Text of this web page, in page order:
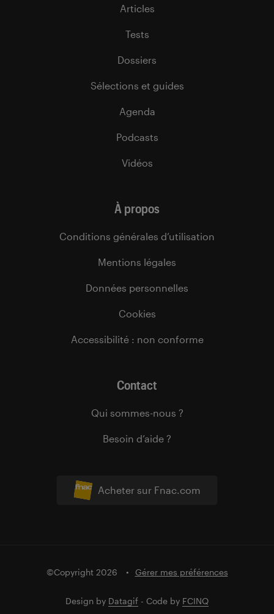
Acheter sur Fnac.com
Articles
Tests
Dossiers
Sélections et guides
Agenda
Podcasts
Vidéos
À propos
Conditions générales d’utilisation
Mentions légales
Données personnelles
Cookies
Accessibilité : non conforme
Contact
Qui sommes-nous ?
Besoin d’aide ?
©Copyright 2026 Gérer mes préférences
Design by Datagif - Code by FCINQ